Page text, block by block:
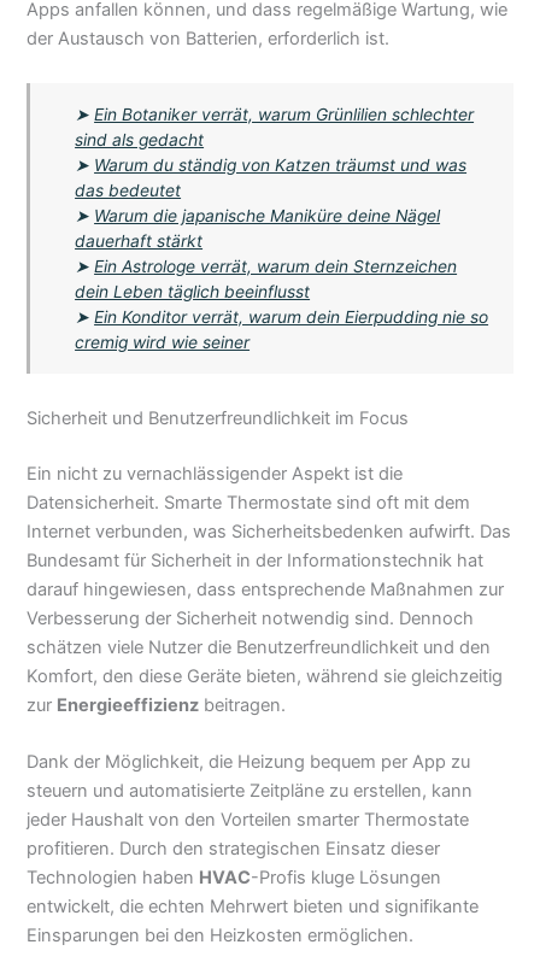
Apps anfallen können, und dass regelmäßige Wartung, wie
der Austausch von Batterien, erforderlich ist.
➤Ein Botaniker verrät, warum Grünlilien schlechter
sind als gedacht
➤ Warum du ständig von Katzen träumst und was
das bedeutet
➤ Warum die japanische Maniküre deine Nägel
dauerhaft stärkt
➤Ein Astrologe verrät, warum dein Sternzeichen
dein Leben täglich beeinflusst
➤Ein Konditor verrät, warum dein Eierpudding nie so
cremig wird wie seiner
Sicherheit und Benutzerfreundlichkeit im Focus
Ein nicht zu vernachlässigender Aspekt ist die
Datensicherheit. Smarte Thermostate sind oft mit dem
Internet verbunden, was Sicherheitsbedenken aufwirft. Das
Bundesamt für Sicherheit in der Informationstechnik hat
darauf hingewiesen, dass entsprechende Maßnahmen zur
Verbesserung der Sicherheit notwendig sind. Dennoch
schätzen viele Nutzer die Benutzerfreundlichkeit und den
Komfort, den diese Geräte bieten, während sie gleichzeitig
zur Energieeffizienz beitragen.
Dank der Möglichkeit, die Heizung bequem per App zu
steuern und automatisierte Zeitpläne zu erstellen, kann
jeder Haushalt von den Vorteilen smarter Thermostate
profitieren. Durch den strategischen Einsatz dieser
Technologien haben HVAC-Profis kluge Lösungen
entwickelt, die echten Mehrwert bieten und signifikante
Einsparungen bei den Heizkosten ermöglichen.